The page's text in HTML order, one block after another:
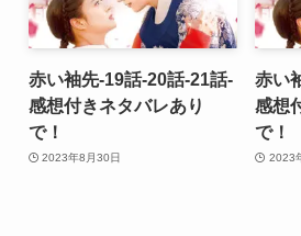
赤い袖先-19話-20話-21話-
感想付きネタバレあり
で！
2023年8月30日
赤い
感想
で！
2023